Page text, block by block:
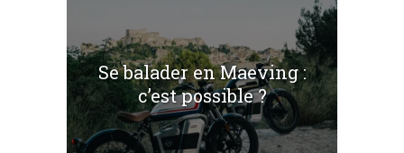
Se balader en Maeving :
c’est possible ?